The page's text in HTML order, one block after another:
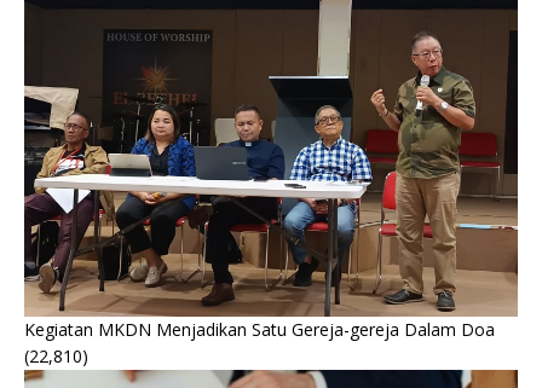
Kegiatan MKDN Menjadikan Satu Gereja-gereja Dalam Doa
(22,810)